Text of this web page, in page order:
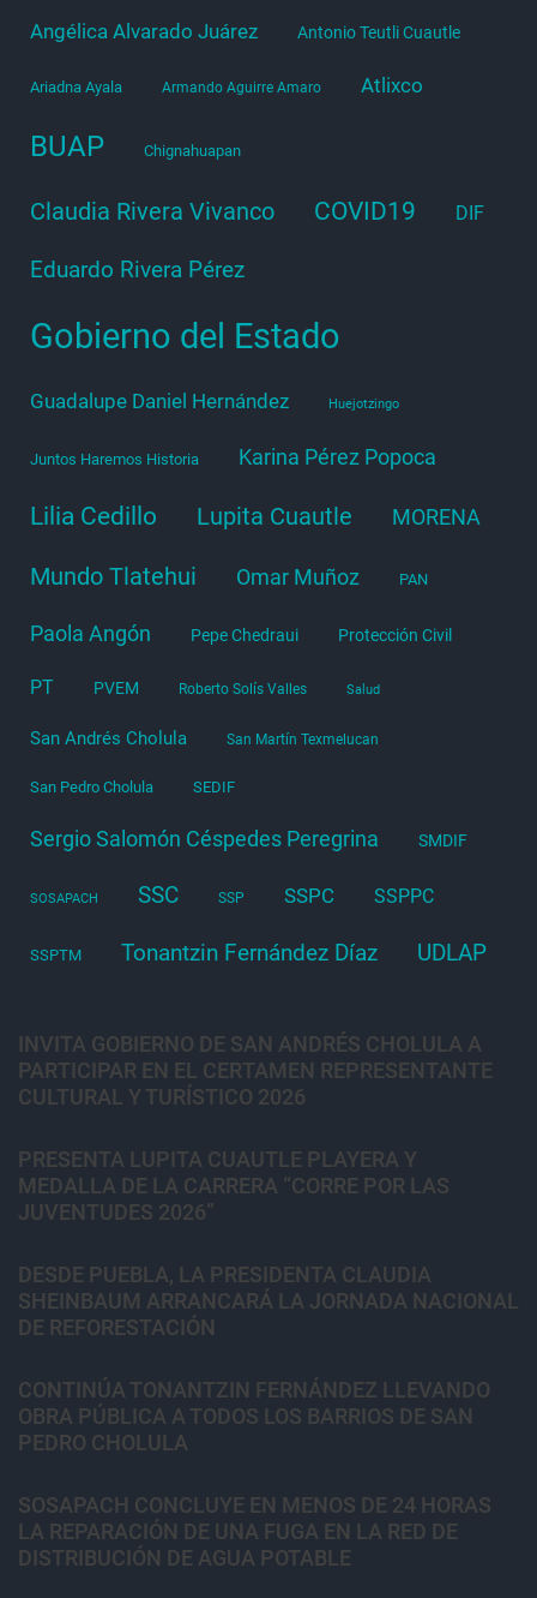
Angélica Alvarado Juárez Antonio Teutli Cuautle
Ariadna Ayala Armando Aguirre Amaro Atlixco
BUAP Chignahuapan
Claudia Rivera Vivanco COVID19 DIF
Eduardo Rivera Pérez
Gobierno del Estado
Guadalupe Daniel Hernández Huejotzingo
Juntos Haremos Historia Karina Pérez Popoca
Lilia Cedillo Lupita Cuautle MORENA
Mundo Tlatehui Omar Muñoz PAN
Paola Angón Pepe Chedraui Protección Civil
PT PVEM Roberto Solís Valles Salud
San Andrés Cholula San Martín Texmelucan
San Pedro Cholula SEDIF
Sergio Salomón Céspedes Peregrina SMDIF
SOSAPACH SSC SSP SSPC SSPPC
SSPTM Tonantzin Fernández Díaz UDLAP
INVITA GOBIERNO DE SAN ANDRÉS CHOLULA A
PARTICIPAR EN EL CERTAMEN REPRESENTANTE
CULTURAL Y TURÍSTICO 2026
PRESENTA LUPITA CUAUTLE PLAYERA Y
MEDALLA DE LA CARRERA “CORRE POR LAS
JUVENTUDES 2026”
DESDE PUEBLA, LA PRESIDENTA CLAUDIA
SHEINBAUM ARRANCARÁ LA JORNADA NACIONAL
DE REFORESTACIÓN
CONTINÚA TONANTZIN FERNÁNDEZ LLEVANDO
OBRA PÚBLICA A TODOS LOS BARRIOS DE SAN
PEDRO CHOLULA
SOSAPACH CONCLUYE EN MENOS DE 24 HORAS
LA REPARACIÓN DE UNA FUGA EN LA RED DE
DISTRIBUCIÓN DE AGUA POTABLE